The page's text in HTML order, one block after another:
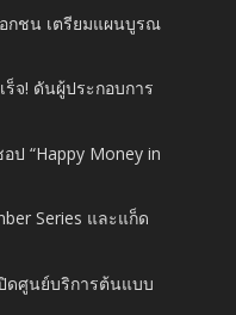
กชน เตรียมแผนบูรณ
ร็จ! ดันผู้ประกอบการ
ป “Happy Money in
Series และแก็ด
ปิดศูนย์บริการต้นแบบ